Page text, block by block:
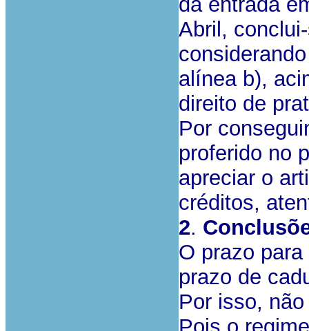
Abril,
alínea b),
direito de
Por
proferido no
apreciar o
créditos,
2.
O prazo para
prazo de
Por isso,